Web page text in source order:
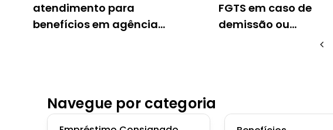
atendimento para
benefícios em agências;
FGTS em caso de
demissão ou
Navegue por categoria